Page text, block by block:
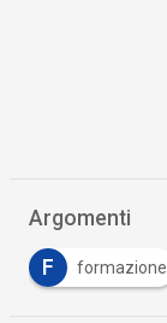
Argomenti
F formazione